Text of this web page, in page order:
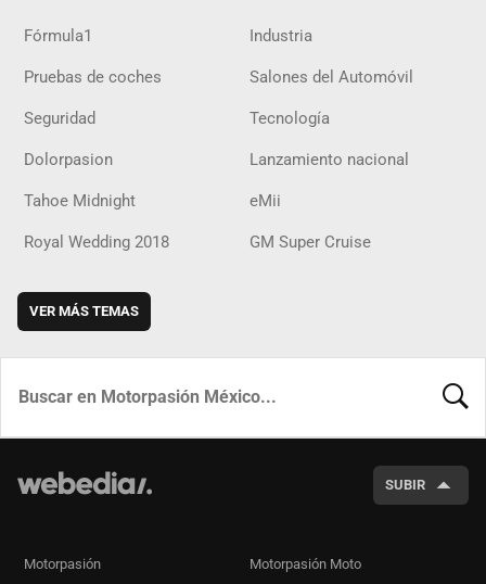
Fórmula1 Industria
Pruebas de coches Salones del Automóvil
Seguridad Tecnología
Dolorpasion Lanzamiento nacional
Tahoe Midnight eMii
Royal Wedding 2018 GM Super Cruise
VER MÁS TEMAS
SUBIR
Motorpasión Motorpasión Moto